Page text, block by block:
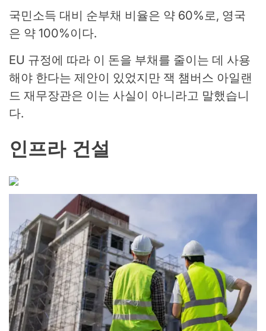
국민소득 대비 순부채 비율은 약 60%로, 영국
은 약 100%이다.
EU 규정에 따라 이 돈을 부채를 줄이는 데 사용
해야 한다는 제안이 있었지만 잭 챔버스 아일랜
드 재무장관은 이는 사실이 아니라고 말했습니
다.
인프라 건설